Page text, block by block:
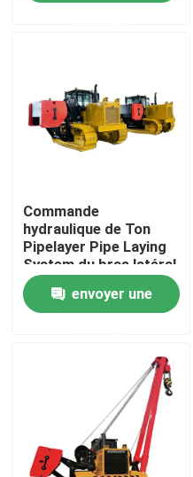
Au sujet de nous
Contrôle de qualité
Contactez-nous
Demandez une citation
Machines de canalisation
Couche de canalisation
Commande
hydraulique de Ton
Pipelayer Pipe Laying
System du bras latéral
45
envoyer une